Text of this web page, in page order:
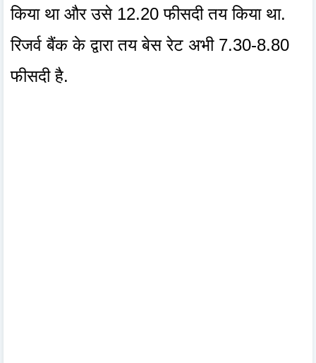
किया था और उसे 12.20 फीसदी तय किया था.
रिजर्व बैंक के द्वारा तय बेस रेट अभी 7.30-8.80
फीसदी है.